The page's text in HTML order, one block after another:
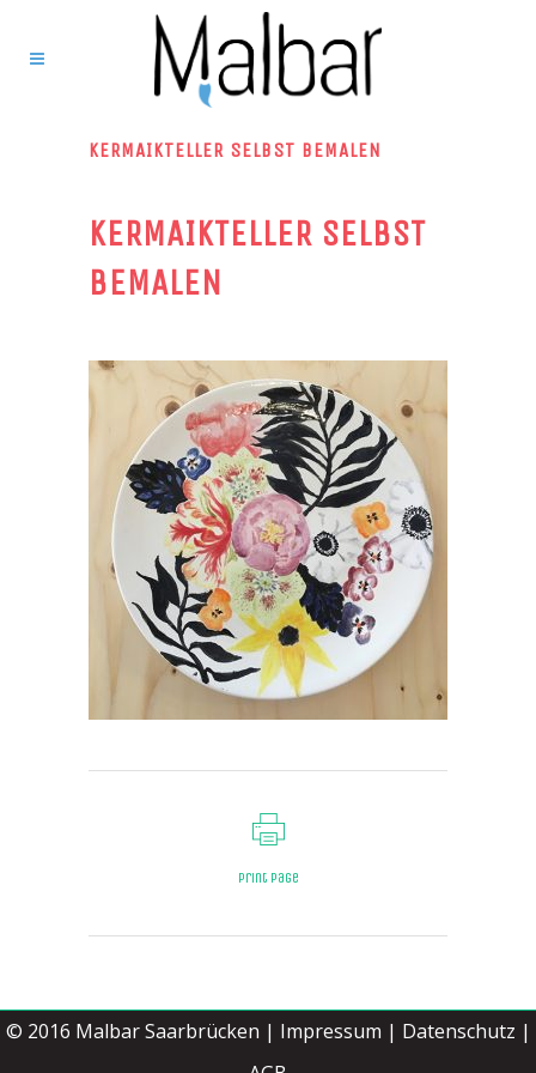
Jetzt buchen
KERMAIKTELLER SELBST BEMALEN
KERMAIKTELLER SELBST
BEMALEN
Print page
© 2016 Malbar Saarbrücken | Impressum | Datenschutz |